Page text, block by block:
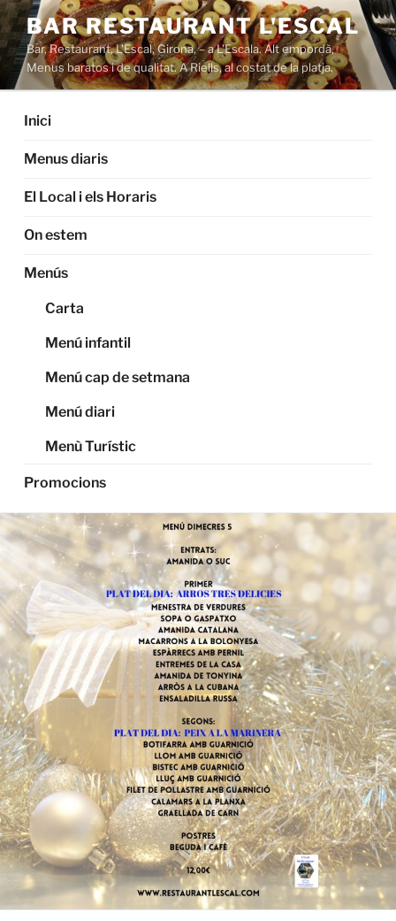
Saltar
al
contenido
BAR RESTAURANT L'ESCAL
Bar, Restaurant, L'Escal, Girona, – a L'Escala. Alt empordà,
Menus baratos i de qualitat. A Riells, al costat de la platja.
Inici
Menus diaris
El Local i els Horaris
On estem
Menús
Carta
Menú infantil
Menú cap de setmana
Menú diari
Menù Turístic
Promocions